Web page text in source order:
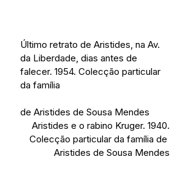
Último retrato de Aristides, na Av.
da Liberdade, dias antes de
falecer. 1954. Colecção particular
da família
de Aristides de Sousa Mendes
Aristides e o rabino Kruger. 1940.
Colecção particular da família de
Aristides de Sousa Mendes